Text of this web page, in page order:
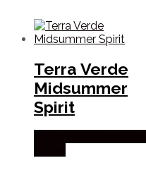
Terra Verde
Midsummer
Spirit